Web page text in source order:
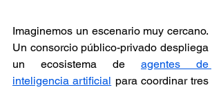
Imaginemos un escenario muy cercano.
Un consorcio público-privado despliega
un ecosistema de agentes de
inteligencia artificial para coordinar tres